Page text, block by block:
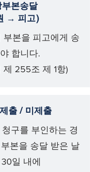
부본송달
→ 피고)
부본을 피고에게 송
합니다.
제 255조 제 1항)
출 / 미제출
구를 부인하는 경
본을 송달 받은 날
일 내에